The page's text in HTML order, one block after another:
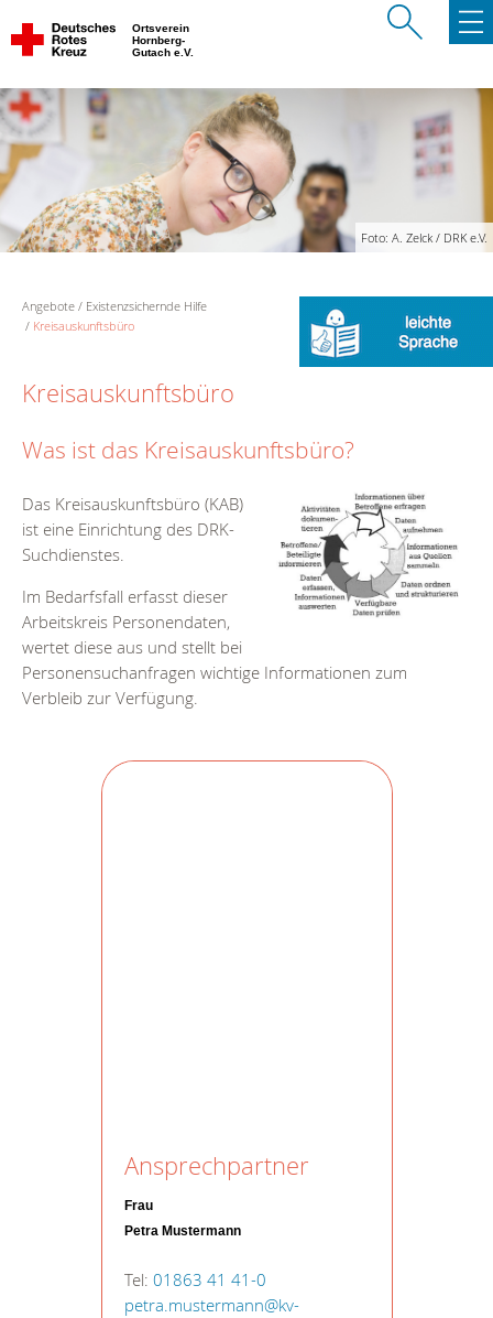
Ortsverein
Hornberg-
Gutach e.V.
Foto: A. Zelck / DRK e.V.
Angebote
Existenzsichernde Hilfe
Kreisauskunftsbüro
Kreisauskunftsbüro
Was ist das Kreisauskunftsbüro?
Das Kreisauskunftsbüro (KAB)
ist eine Einrichtung des DRK-
Suchdienstes.
Im Bedarfsfall erfasst dieser
Arbeitskreis Personendaten,
wertet diese aus und stellt bei
Personensuchanfragen wichtige Informationen zum
Verbleib zur Verfügung.
Ansprechpartner
Frau
Petra Mustermann
Tel: 01863 41 41-0
petra.mustermann@kv-